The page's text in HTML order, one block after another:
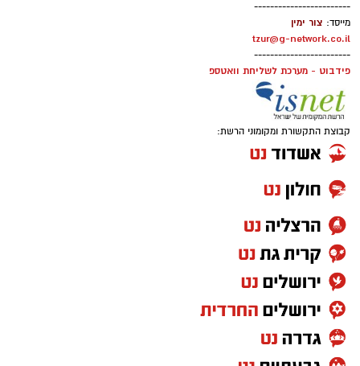
------------------------
מייסד: צור ימין
tzur@g-network.co.il
------------------------
פידבוט - מערכת לשליחת וואטספ
קבוצת התקשורת ומקומוני הרשת: